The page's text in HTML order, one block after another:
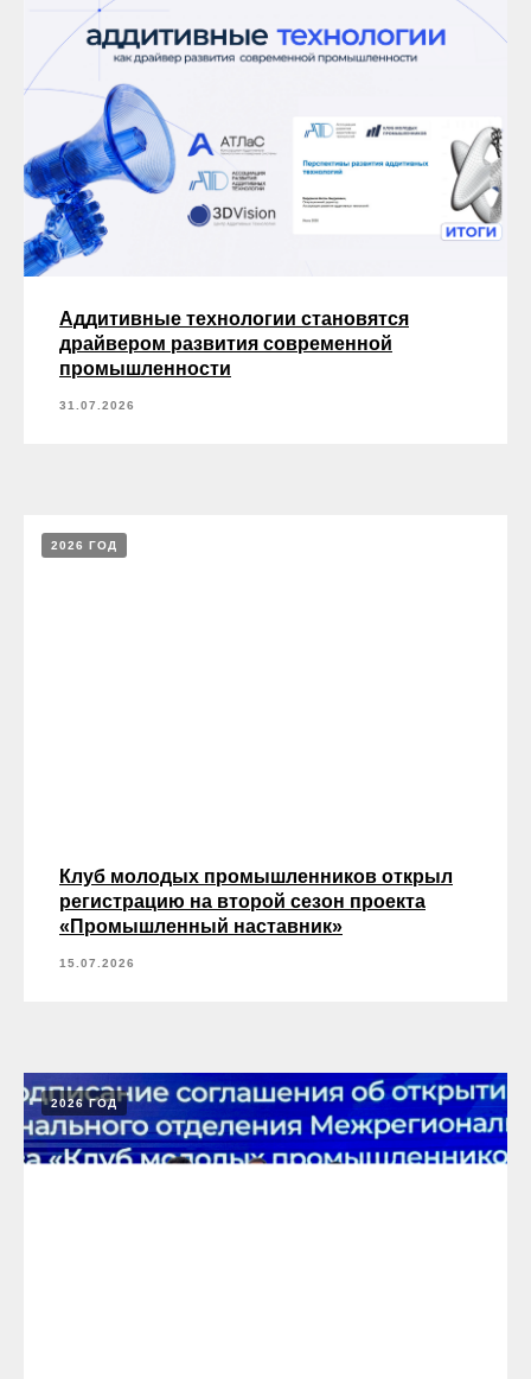
Аддитивные технологии становятся
драйвером развития современной
промышленности
31.07.2026
2026 ГОД
Клуб молодых промышленников открыл
регистрацию на второй сезон проекта
«Промышленный наставник»
15.07.2026
2026 ГОД